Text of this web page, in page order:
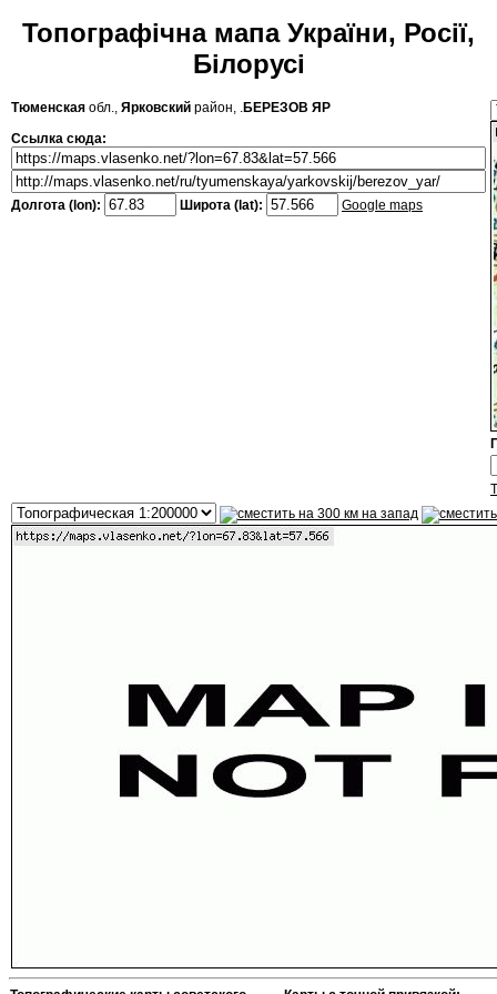
Топографічна мапа України, Росії,
Білорусі
Тюменская обл., Ярковский район, .БЕРЕЗОВ ЯР
Ссылка сюда:
Долгота (lon): Широта (lat): Google maps